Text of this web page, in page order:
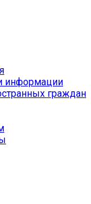
информации
граждан